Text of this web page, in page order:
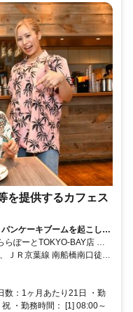
を提供するカフェス
ンケーキブームを起こした
ぽーとTOKYO-BAY店 社
ＪＲ京葉線 南船橋南口徒歩
分 南船橋駅徒歩12分
数：1ヶ月あたり21日 ・勤
・勤務時間： [1] 08:00～